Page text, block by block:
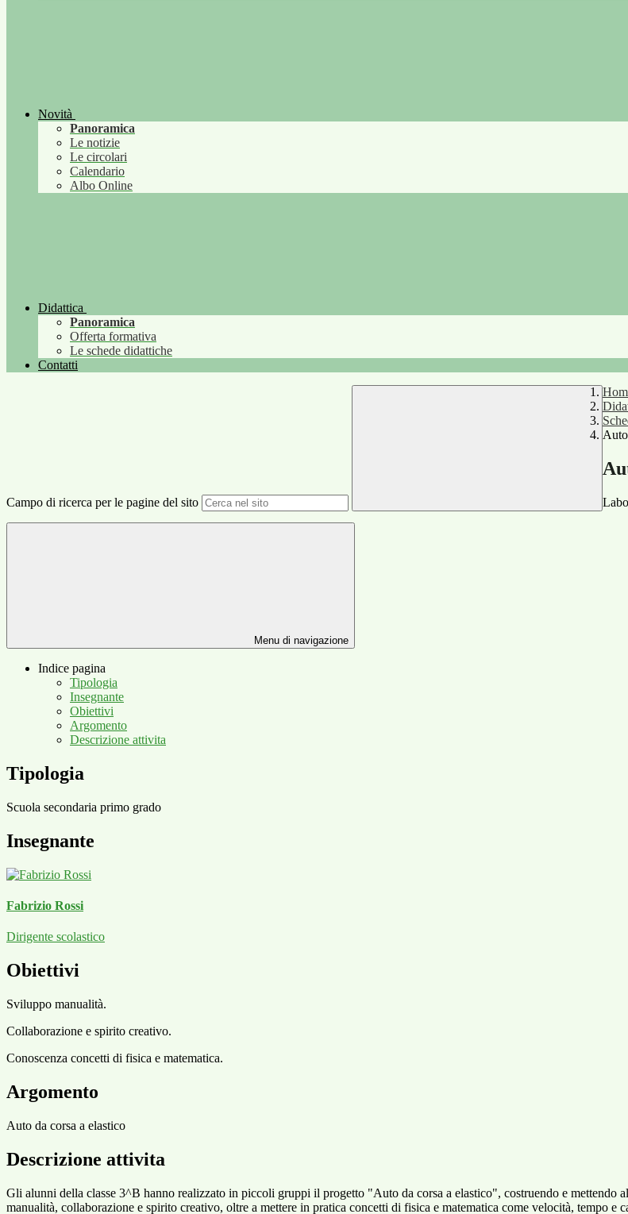
Novità
Panoramica
Le notizie
Le circolari
Calendario
Albo Online
Didattica
Panoramica
Offerta formativa
Le schede didattiche
Contatti
Campo di ricerca per le pagine del sito
Menu di navigazione
Indice pagina
Tipologia
Insegnante
Obiettivi
Argomento
Descrizione attivita
Tipologia
Scuola secondaria primo grado
Insegnante
Fabrizio Rossi
Dirigente scolastico
Obiettivi
Sviluppo manualità.
Collaborazione e spirito creativo.
Conoscenza concetti di fisica e matematica.
Argomento
Auto da corsa a elastico
Descrizione attivita
Gli alunni della classe 3^B hanno realizzato in piccoli gruppi il progetto "Auto da corsa a elastico", costruendo e mettendo
manualità, collaborazione e spirito creativo, oltre a mettere in pratica concetti di fisica e matematica come velocità, tempo